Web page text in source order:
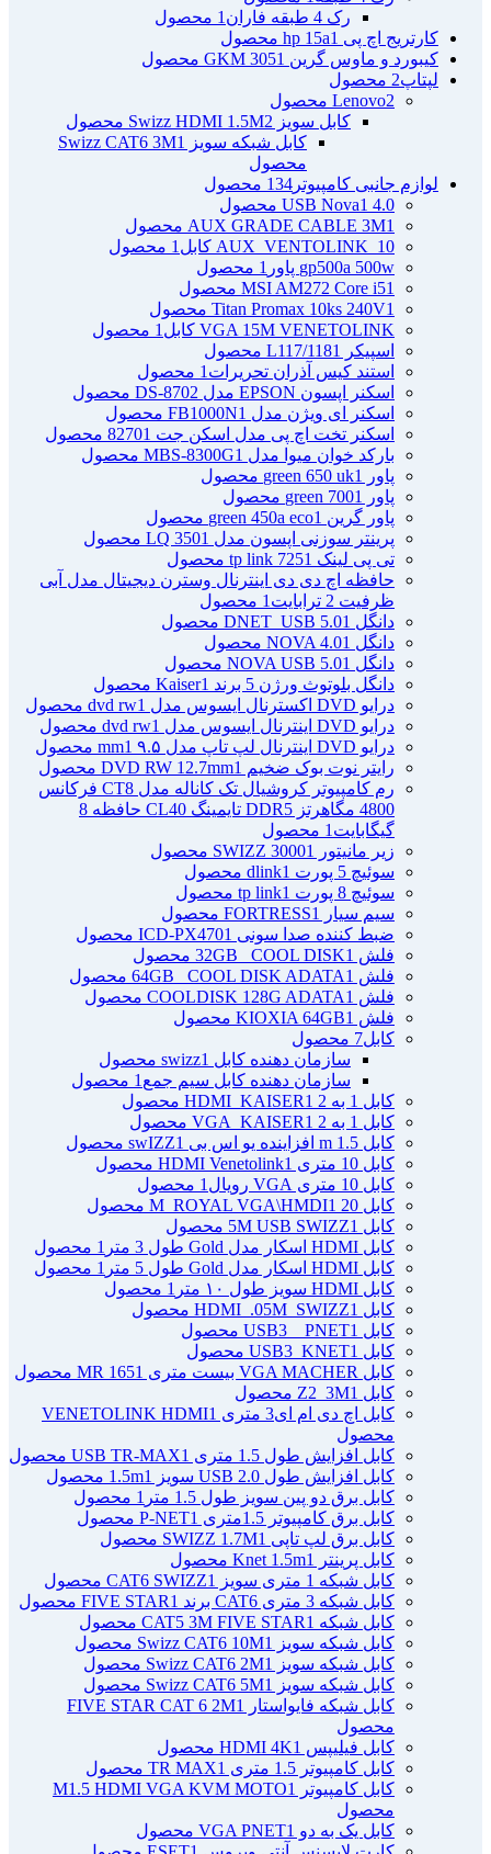
رک 4 طبقه فاران
1 محصول
کارتریج اچ پی hp 15a 1 محصول
کیبورد و ماوس گرین GKM 305 1 محصول
لپتاپ2 محصول
Lenovo2 محصول
کابل سویز Swizz HDMI 1.5M 2 محصول
کابل شبکه سویز Swizz CAT6 3M
1
محصول
لوازم جانبی کامپیوتر 134 محصول
4.0 USB Nova 1 محصول
AUX GRADE CABLE 3M1 محصول
AUX_VENTOLINK_10 کابل
1 محصول
gp500a 500w پاور
1 محصول
MSI AM272 Core i51 محصول
Titan Promax 10ks 240V1 محصول
VGA 15M VENETOLINK کابل
1 محصول
اسپیکر L117/118
1 محصول
استند کیس آذران تحریرات 1 محصول
اسکنر اپسون EPSON مدل DS-870
2 محصول
اسکنر ای ویژن مدل FB1000N 1 محصول
اسکنر تخت اچ پی مدل اسکن جت 8270 1 محصول
بارکد خوان میوا مدل MBS-8300G 1 محصول
پاور green 650 uk
1 محصول
پاور green 700
1 محصول
پاور گرین green 450a eco 1 محصول
پرینتر سوزنی اپسون مدل LQ 350 1 محصول
تی پی لینک tp link 725 1 محصول
حافظه اچ دی دی اینترنال وسترن دیجیتال مدل آبی
ظرفیت 2 ترابایت
1 محصول
دانگل DNET_USB 5.0 1 محصول
دانگل NOVA 4.0 1 محصول
دانگل NOVA USB 5.0 1 محصول
دانگل بلوتوث ورژن 5 برند Kaiser
1 محصول
درایو DVD اکسترنال ایسوس مدل dvd rw
1 محصول
درایو DVD اینترنال ایسوس مدل dvd rw
1 محصول
درایو DVD اینترنال لپ تاپ مدل ۹.۵ mm
1 محصول
رایتر نوت بوک ضخیم DVD RW 12.7mm 1 محصول
رم کامپیوتر کروشیال تک کاناله مدل CT8 فرکانس
4800 مگاهرتز DDR5 تایمینگ CL40 حافظه 8
گیگابایت 1 محصول
زیر مانیتور SWIZZ 3000
1 محصول
سوئیچ 5 پورت dlink
1 محصول
سوئیچ 8 پورت tp link
1 محصول
سیم سیار FORTRESS
1 محصول
ضبط کننده صدا سونی ICD-PX470 1 محصول
فلش 32GB _COOL DISK 1 محصول
فلش 64GB _COOL DISK ADATA 1 محصول
فلش COOLDISK 128G ADATA 1 محصول
فلش KIOXIA 64GB 1 محصول
کابل7 محصول
سازمان دهنده کابل swizz 1 محصول
سازمان دهنده کابل سیم جمع 1 محصول
کابل 1 به 2 HDMI_KAISER
1 محصول
کابل 1 به 2 VGA_KAISER
1 محصول
کابل 1.5 m افزاینده یو اس بی swIZZ
1 محصول
کابل 10 متری HDMI Venetolink
1 محصول
کابل 10 متری VGA رویال
1 محصول
کابل 20 M_ROYAL VGA\HMDI
1 محصول
کابل 5M USB SWIZZ 1 محصول
کابل HDMI اسکار مدل Gold طول 3 متر
1 محصول
کابل HDMI اسکار مدل Gold طول 5 متر
1 محصول
کابل HDMI سویز طول ۱۰ متر
1 محصول
کابل HDMI_.05M_SWIZZ 1 محصول
کابل USB3 _ PNET 1 محصول
کابل USB3_KNET 1 محصول
کابل VGA MACHER بیست متری MR 165
1 محصول
کابل Z2_3M 1 محصول
کابل اچ دی ام ای3 متری VENETOLINK HDMI
1
محصول
کابل افزایش طول 1.5 متری USB TR-MAX
1 محصول
کابل افزایش طول USB 2.0 سویز 1.5m
1 محصول
کابل برق دو پین سویز طول 1.5 متر
1 محصول
کابل برق کامپیوتر 1.5ﻣﺘﺮی P-NET
1 محصول
کابل برق لپ تاپی SWIZZ 1.7M 1 محصول
کابل پرینتر Knet 1.5m
1 محصول
کابل شبکه 1 متری سویز CAT6 SWIZZ
1 محصول
کابل شبکه 3 متری CAT6 برند FIVE STAR
1 محصول
کابل شبکه CAT5 3M FIVE STAR 1 محصول
کابل شبکه سویز Swizz CAT6 10M
1 محصول
کابل شبکه سویز Swizz CAT6 2M
1 محصول
کابل شبکه سویز Swizz CAT6 5M
1 محصول
کابل شبکه فایواستار FIVE STAR CAT 6 2M
1
محصول
کابل فیلیپس HDMI 4K 1 محصول
کابل کامپیوتر 1.5 متری TR MAX
1 محصول
کابل کامپیوتر M1.5 HDMI VGA KVM MOTO
1
محصول
کابل یک به دو VGA PNET 1 محصول